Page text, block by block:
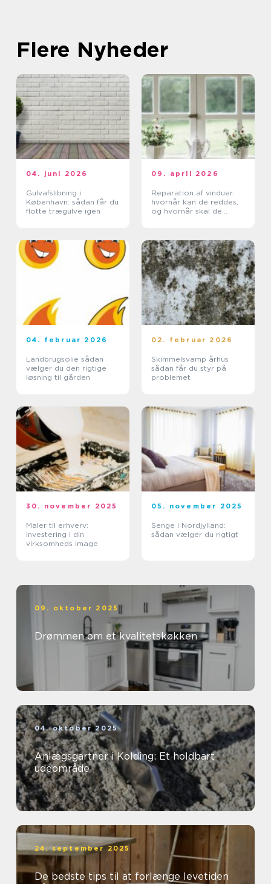
Flere Nyheder
04. juni 2026
Gulvafslibning i
København: sådan får du
flotte trægulve igen
09. april 2026
Reparation af vinduer:
hvornår kan de reddes,
og hvornår skal de
04. februar 2026
Landbrugsolie sådan
vælger du den rigtige
løsning til gården
02. februar 2026
Skimmelsvamp århus
sådan får du styr på
problemet
30. november 2025
Maler til erhverv:
Investering i din
virksomheds image
05. november 2025
Senge i Nordjylland:
sådan vælger du rigtigt
09. oktober 2025
Drømmen om et kvalitetskøkken
04. oktober 2025
Anlægsgartner i Kolding: Et holdbart
udeområde
24. september 2025
De bedste tips til at forlænge levetiden